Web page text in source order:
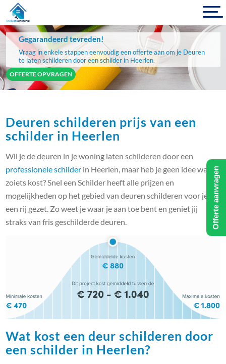
Gegarandeerd tevreden!
Vraag in enkele stappen eenvoudig een offerte aan om je Deuren
te laten schilderen door een schilder in Heerlen.
OFFERTE OPVRAGEN
Deuren schilderen prijs van een
schilder in Heerlen
Wil je de deuren in je woning laten schilderen door een
professionele schilder in Heerlen, maar heb je geen idee wat
zoiets kost? Snel een Schilder heeft alle prijzen en
mogelijkheden op het gebied van deuren schilderen voor je op
een rij gezet. Zo weet je waar je aan toe bent en geniet jij
straks van fris geschilderde deuren.
Wat kost een deur schilderen door
een schilder in Heerlen?
Offerte aanvragen